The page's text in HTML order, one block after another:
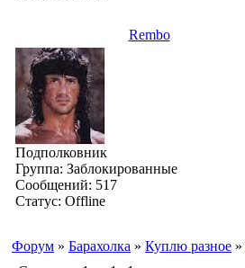
Rembo
Подполковник
Группа: Заблокированные
Сообщений: 517
Статус: Offline
Форум » Барахолка » Куплю разное »